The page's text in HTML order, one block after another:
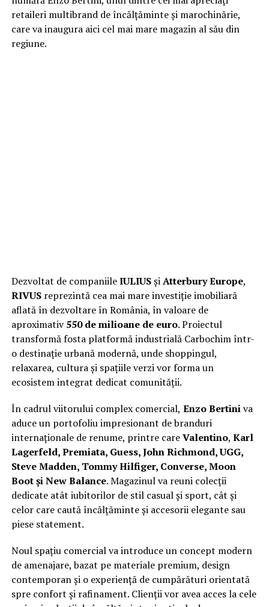
retaileri multibrand de încălțăminte și marochinărie,
care va inaugura aici cel mai mare magazin al său din
regiune.
Dezvoltat de companiileIULIUSșiAtterbury Europe,
RIVUSreprezintă cea mai mare investiție imobiliară
aflată în dezvoltare în România, în valoare de
aproximativ550 de milioane de euro. Proiectul
transformă fosta platformă industrială Carbochim într-
o destinație urbană modernă, unde shoppingul,
relaxarea, cultura și spațiile verzi vor forma un
ecosistem integrat dedicat comunității.
În cadrul viitorului complex comercial, Enzo Bertiniva
aduce un portofoliu impresionant de branduri
internaționale de renume, printre careValentino, Karl
Lagerfeld, Premiata, Guess, John Richmond, UGG,
Steve Madden, Tommy Hilfiger, Converse, Moon
Boot și New Balance. Magazinul va reuni colecții
dedicate atât iubitorilor de stil casual și sport, cât și
celor care caută încălțăminte și accesorii elegante sau
piese statement.
Noul spațiu comercial va introduce un concept modern
de amenajare, bazat pe materiale premium, design
contemporan și o experiență de cumpărături orientată
spre confort și rafinament. Clienții vor avea acces la cele